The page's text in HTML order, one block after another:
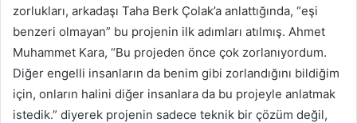
zorlukları, arkadaşı Taha Berk Çolak’a anlattığında, “eşi
benzeri olmayan” bu projenin ilk adımları atılmış. Ahmet
Muhammet Kara, “Bu projeden önce çok zorlanıyordum.
Diğer engelli insanların da benim gibi zorlandığını bildiğim
için, onların halini diğer insanlara da bu projeyle anlatmak
istedik.” diyerek projenin sadece teknik bir çözüm değil,